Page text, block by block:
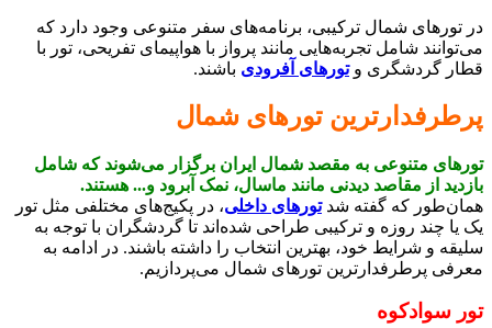
در تورهای شمال ترکیبی، برنامه‌های سفر متنوعی وجود دارد که
می‌توانند شامل تجربه‌هایی مانند پرواز با هواپیمای تفریحی، تور با
قطار گردشگری وتورهای آفرودی باشند.
پرطرفدارترین تورهای شمال
تورهای متنوعی به مقصد شمال ایران برگزار می‌شوند که شامل
بازدید از مقاصد دیدنی مانند ماسال، نمک آبرود و... هستند.
همان‌طور که گفته شدتورهای داخلی، در پکیج‌های مختلفی مثل تور
یک یا چند روزه و ترکیبی طراحی شده‌اند تا گردشگران با توجه به
سلیقه و شرایط خود، بهترین انتخاب را داشته باشند. در ادامه به
معرفی پرطرفدارترین تورهای شمال می‌پردازیم.
تور سوادکوه